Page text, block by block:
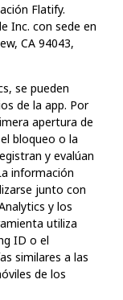
Flatify.
Inc. con sede en
CA 94043,
se pueden
de la app. Por
apertura de
bloqueo o la
y evalúan
información
junto con
y los
utiliza
ID o el
similares a las
de los